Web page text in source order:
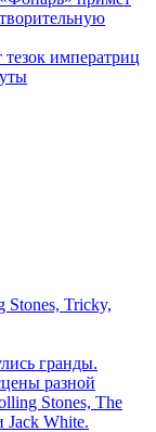
тезок императриц
Tricky,
гранды.
разной
Stones, The
Jack White.